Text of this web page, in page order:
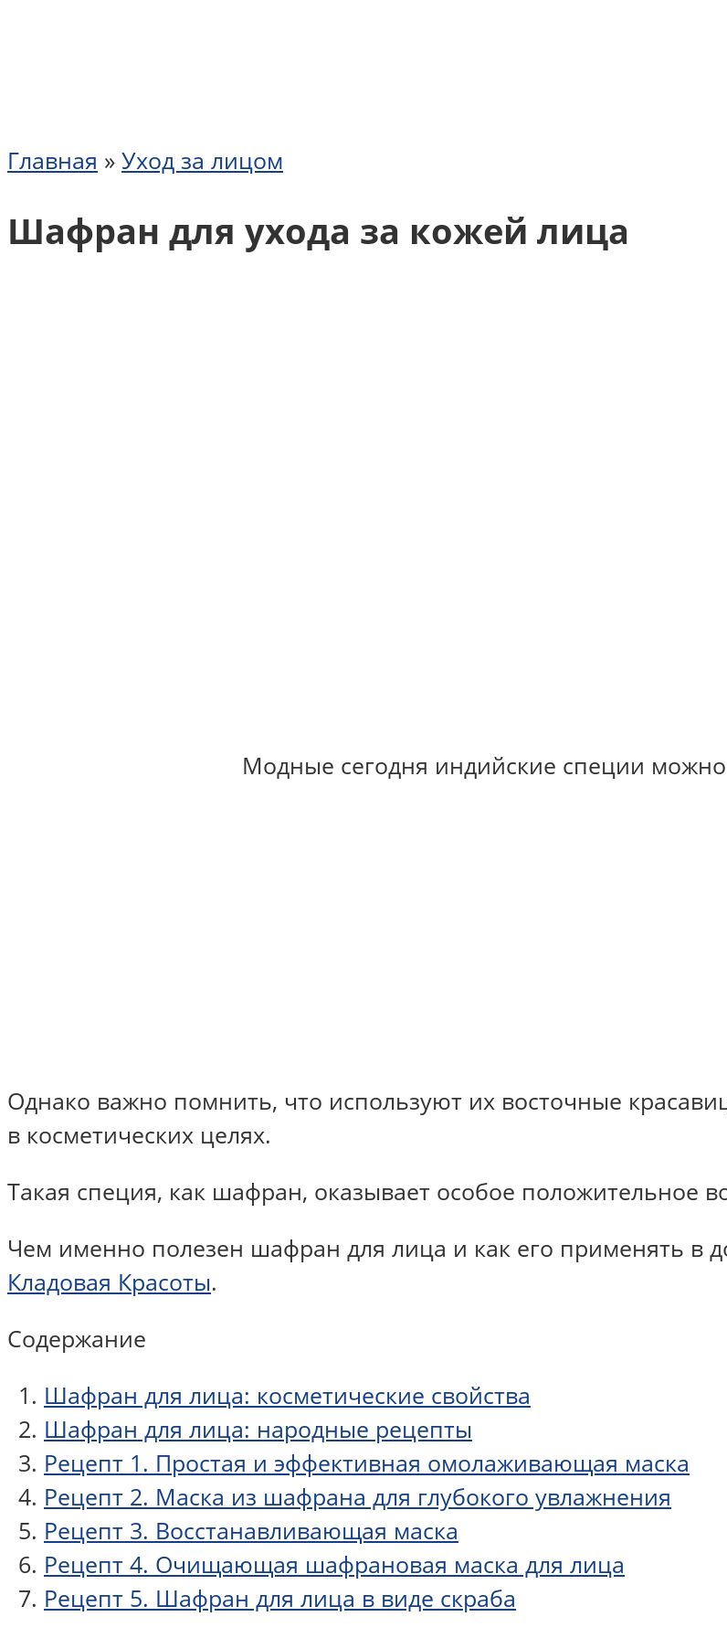
Главная » Уход за лицом
Шафран для ухода за кожей лица
Модные сегодня индийские специи
Однако важно помнить, что используют их восточные
в косметических целях.
Такая специя, как шафран, оказывает особое положительное
Чем именно полезен шафран для лица и как его применять в
Кладовая Красоты.
Содержание
Шафран для лица: косметические свойства
Шафран для лица: народные рецепты
Рецепт 1. Простая и эффективная омолаживающая маска
Рецепт 2. Маска из шафрана для глубокого увлажнения
Рецепт 3. Восстанавливающая маска
Рецепт 4. Очищающая шафрановая маска для лица
Рецепт 5. Шафран для лица в виде скраба